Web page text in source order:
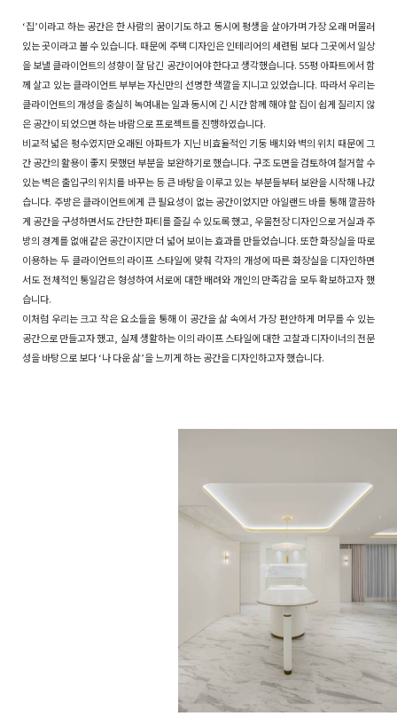
‘집’이라고 하는 공간은 한 사람의 꿈이기도 하고 동시에 평생을 살아가며 가장 오래 머물러
있는 곳이라고 볼 수 있습니다. 때문에 주택 디자인은 인테리어의 세련됨 보다 그곳에서 일상
을 보낼 클라이언트의 성향이 잘 담긴 공간이어야 한다고 생각했습니다. 55평 아파트에서 함
께 살고 있는 클라이언트 부부는 자신만의 선명한 색깔을 지니고 있었습니다. 따라서 우리는
클라이언트의 개성을 충실히 녹여내는 일과 동시에 긴 시간 함께 해야 할 집이 쉽게 질리지 않
은 공간이 되었으면 하는 바람으로 프로젝트를 진행하였습니다.
비교적 넓은 평수였지만 오래된 아파트가 지닌 비효율적인 기둥 배치와 벽의 위치 때문에 그
간 공간의 활용이 좋지 못했던 부분을 보완하기로 했습니다. 구조 도면을 검토하여 철거할 수
있는 벽은 출입구의 위치를 바꾸는 등 큰 바탕을 이루고 있는 부분들부터 보완을 시작해 나갔
습니다. 주방은 클라이언트에게 큰 필요성이 없는 공간이었지만 아일랜드 바를 통해 깔끔하
게 공간을 구성하면서도 간단한 파티를 즐길 수 있도록 했고, 우물천장 디자인으로 거실과 주
방의 경계를 없애 같은 공간이지만 더 넓어 보이는 효과를 만들었습니다. 또한 화장실을 따로
이용하는 두 클라이언트의 라이프 스타일에 맞춰 각자의 개성에 따른 화장실을 디자인하면
서도 전체적인 통일감은 형성하여 서로에 대한 배려와 개인의 만족감을 모두 확보하고자 했
습니다.
이처럼 우리는 크고 작은 요소들을 통해 이 공간을 삶 속에서 가장 편안하게 머무를 수 있는
공간으로 만들고자 했고, 실제 생활하는 이의 라이프 스타일에 대한 고찰과 디자이너의 전문
성을 바탕으로 보다 ‘나 다운 삶’을 느끼게 하는 공간을 디자인하고자 했습니다.